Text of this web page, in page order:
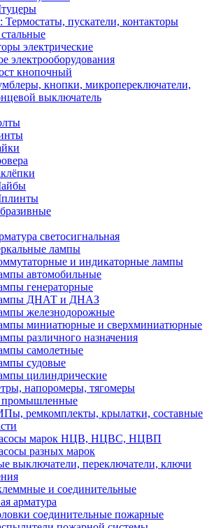
пускатели, контакторы
электрические
электрооборудования
кнопочный
кнопки, микропереключатели,
выключатель
светосигнальная
лампы
и индикаторные лампы
автомобильные
генераторные
ДНАТ и ДНАЗ
железнодорожные
миниатюрные и сверхминиатюрные
различного назначения
самолетные
судовые
цилиндрические
напоромеры, тягомеры
промышленные
ремкомплекты, крылатки, составные
марок НЦВ, НЦВС, НЦВП
разных марок
выключатели, переключатели, ключи
и соединительные
арматура
соединительные пожарные